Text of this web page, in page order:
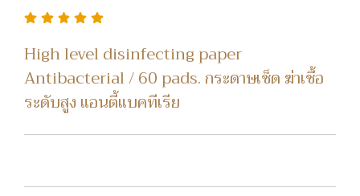
High level disinfecting paper
Antibacterial / 60 pads. กระดาษเช็ด ฆ่าเชื้อ
ระดับสูง แอนตี้แบคทีเรีย